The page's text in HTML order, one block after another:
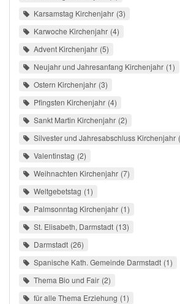
Karsamstag Kirchenjahr 3
Karwoche Kirchenjahr 4
Advent Kirchenjahr 5
Neujahr und Jahresanfang Kirchenjahr 1
Ostern Kirchenjahr 3
Pfingsten Kirchenjahr 4
Sankt Martin Kirchenjahr 2
Silvester und Jahresabschluss Kirchenjahr
Valentinstag 2
Weihnachten Kirchenjahr 7
Weltgebetstag 1
Palmsonntag Kirchenjahr 1
St. Elisabeth, Darmstadt 13
Darmstadt 26
Spanische Kath. Gemeinde Darmstadt 1
Thema Bio und Fair 2
für alle Thema Erziehung 1